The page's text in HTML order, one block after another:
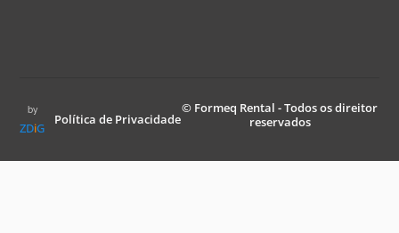
by
ZDiG
Política de Privacidade
© Formeq Rental - Todos os direitor
reservados